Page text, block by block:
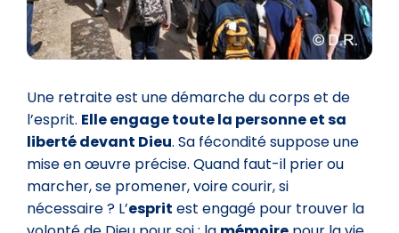
Une retraite est une démarche du corps et de
l’esprit. Elle engage toute la personne et sa
liberté devant Dieu. Sa fécondité suppose une
mise en œuvre précise. Quand faut-il prier ou
marcher, se promener, voire courir, si
nécessaire ? L’esprit est engagé pour trouver la